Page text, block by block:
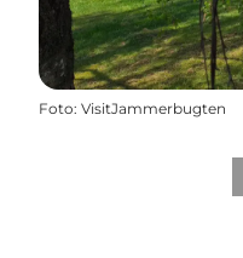
Foto: VisitJammerbugten